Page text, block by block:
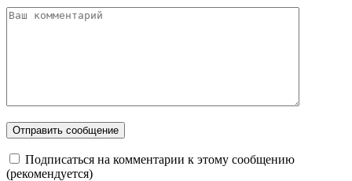
Подписаться на комментарии к этому сообщению
(рекомендуется)